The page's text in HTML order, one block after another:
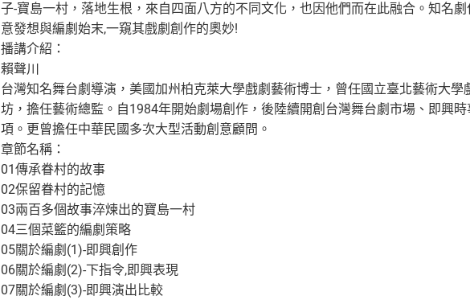
子-寶島一村，落地生根，來自四面八方的不同文化，也因他們而在此融合。知名
意發想與編劇始末,一窺其戲劇創作的奧妙!
播講介紹：
賴聲川
台灣知名舞台劇導演，美國加州柏克萊大學戲劇藝術博士，曾任國立臺北藝術大
坊，擔任藝術總監。自1984年開始劇場創作，後陸續開創台灣舞台劇市場、即興
項。更曾擔任中華民國多次大型活動創意顧問。
章節名稱：
01傳承眷村的故事
02保留眷村的記憶
03兩百多個故事淬煉出的寶島一村
04三個菜籃的編劇策略
05關於編劇(1)-即興創作
06關於編劇(2)-下指令,即興表現
07關於編劇(3)-即興演出比較